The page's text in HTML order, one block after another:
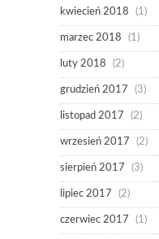
kwiecień 2018 (1)
marzec 2018 (1)
luty 2018 (2)
grudzień 2017 (3)
listopad 2017 (2)
wrzesień 2017 (2)
sierpień 2017 (3)
lipiec 2017 (2)
czerwiec 2017 (1)